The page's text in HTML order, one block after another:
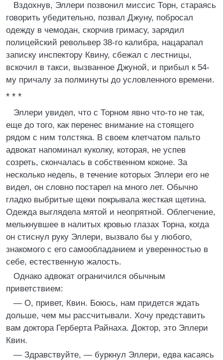
Вздохнув, Эллери позвонил миссис Торн, стараясь
говорить убедительно, позвал Джуну, побросал
одежду в чемодан, скорчив гримасу, зарядил
полицейский револьвер 38-го калибра, нацарапал
записку инспектору Квину, сбежал с лестницы,
вскочил в такси, вызванное Джуной, и прибыл к 54-
му причалу за полминуты до условленного времени.
* * *
Эллери увидел, что с Торном явно что-то не так,
еще до того, как перенес внимание на стоящего
рядом с ним толстяка. В своем клетчатом пальто
адвокат напоминал куколку, которая, не успев
созреть, скончалась в собственном коконе. За
несколько недель, в течение которых Эллери его не
видел, он словно постарел на много лет. Обычно
гладко выбритые щеки покрывала жесткая щетина.
Одежда выглядела мятой и неопрятной. Облегчение,
мелькнувшее в налитых кровью глазах Торна, когда
он стиснул руку Эллери, вызвало бы у любого,
знакомого с его самообладанием и уверенностью в
себе, естественную жалость.
Однако адвокат ограничился обычным
приветствием:
— О, привет, Квин. Боюсь, нам придется ждать
дольше, чем мы рассчитывали. Хочу представить
вам доктора Герберта Райнаха. Доктор, это Эллери
Квин.
— Здравствуйте, — буркнул Эллери, едва касаясь